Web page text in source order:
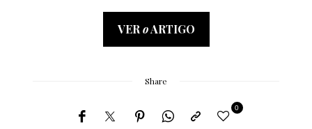
VER oARTIGO
Share
0